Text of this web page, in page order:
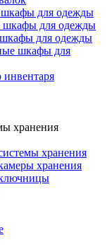
для одежды
для одежды
для одежды
шкафы для
хранения
хранения
хранения